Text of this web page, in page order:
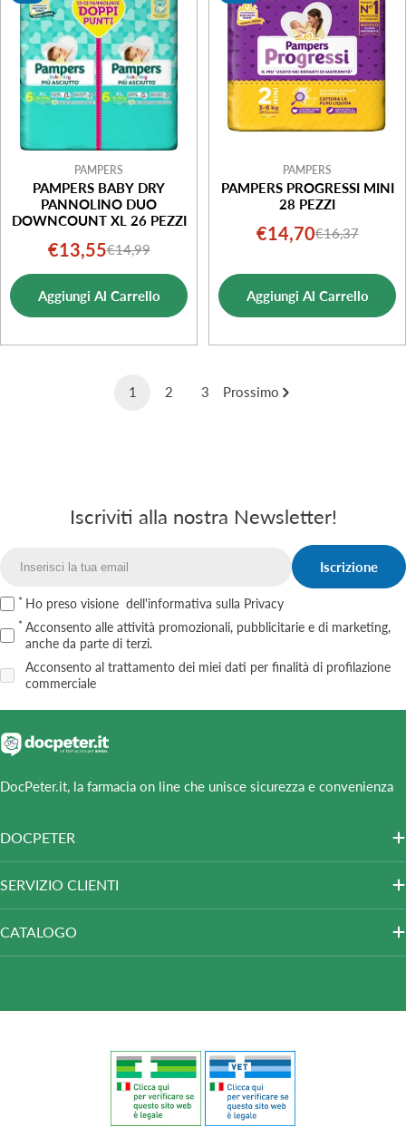
PAMPERS
PAMPERS BABY DRY
PANNOLINO DUO
DOWNCOUNT XL 26 PEZZI
Prezzo
di
vendita
€13,55Prezzo
normale
€14,99
Aggiungi Al Carrello
PAMPERS
PAMPERS PROGRESSI MINI
28 PEZZI
Prezzo
vendita
€14,70Prezzo
€16,37
Aggiungi Al Carrello
1 2 3 Prossimo
Iscriviti alla nostra Newsletter!
Iscrizione
Ho preso visione dell'informativa sulla Privacy
Acconsento alle attività promozionali, pubblicitarie e di marketing,
anche da parte di terzi.
Acconsento al trattamento dei miei dati per finalità di profilazione
commerciale
DocPeter.it, la farmacia on line che unisce sicurezza e convenienza
DOCPETER
SERVIZIO CLIENTI
CATALOGO